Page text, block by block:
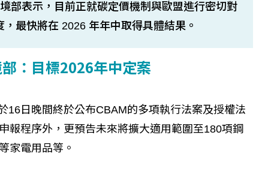
部表示，目前正就碳定價機制與歐盟進行密切對
最快將在 2026 年年中取得具體結果。
：目標2026年中定案
16日晚間終於公布CBAM的多項執行法案及授權法
報程序外，更預告未來將擴大適用範圍至180項鋼
家電用品等。